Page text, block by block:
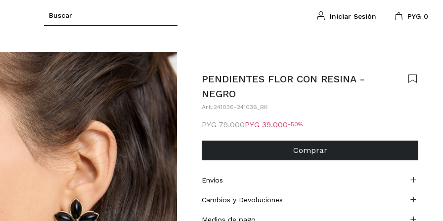
PYG 0
PENDIENTES FLOR CON RESINA -
NEGRO
241036-241036_BK
PYG 39.000
PYG 79.000 50
Comprar
Envíos
Cambios y Devoluciones